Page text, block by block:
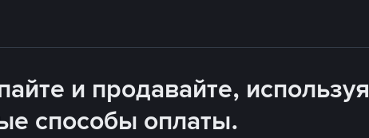
и продавайте, используя
способы оплаты.